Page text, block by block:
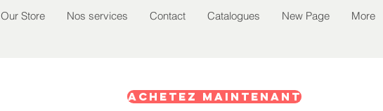
Our Store Nos services Contact Catalogues New Page More
Achetez maintenant